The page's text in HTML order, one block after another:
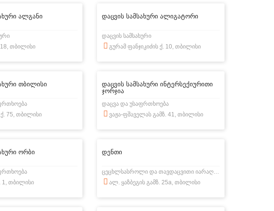
ალგანი
18, თბილისი
დაცვის სამსახური ალიგატორი
დაცვის სამსახური
გურამ ფანჯიკიძის ქ. 10, თბილისი
თბილისი
ქ. 75, თბილისი
დაცვის სამსახური ინტერსექიურითი
ჯორჯია
დაცვა და უსაფრთხოება
ვაჟა-ფშაველას გამზ. 41, თბილისი
ორბი
1, თბილისი
დენთი
ცეცხლსასროლი და თავდაცვითი იარაღები
ალ. ყაზბეგის გამზ. 25a, თბილისი